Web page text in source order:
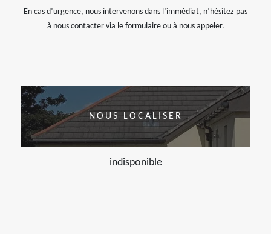
En cas d’urgence, nous intervenons dans l’immédiat, n’hésitez pas
à nous contacter via le formulaire ou à nous appeler.
NOUS LOCALISER
indisponible